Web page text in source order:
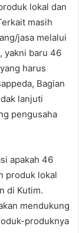
lokal dan
masih
jasa melalui
yakni baru 46
harus
Bagian
lanjuti
pengusaha
apakah 46
produk lokal
di Kutim.
mendukung
produknya